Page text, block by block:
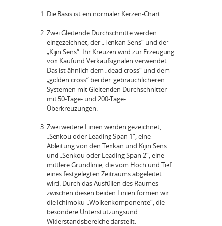
Die Basis ist ein normaler Kerzen-Chart.
Zwei Gleitende Durchschnitte werden
eingezeichnet, der „Tenkan Sens“ und der
„Kijin Sens“. Ihr Kreuzen wird zur Erzeugung
von Kaufund Verkaufsignalen verwendet.
Das ist ähnlich dem „dead cross“ und dem
„golden cross“ bei den gebräuchlicheren
Systemen mit Gleitenden Durchschnitten
mit 50-Tage- und 200-Tage-
Überkreuzungen.
Zwei weitere Linien werden gezeichnet,
„Senkou oder Leading Span 1“, eine
Ableitung von den Tenkan und Kijin Sens,
und „Senkou oder Leading Span 2“, eine
mittlere Grundlinie, die vom Hoch und Tief
eines festgelegten Zeitraums abgeleitet
wird. Durch das Ausfüllen des Raumes
zwischen diesen beiden Linien formen wir
die Ichimoku-„Wolkenkomponente“, die
besondere Unterstützungsund
Widerstandsbereiche darstellt.